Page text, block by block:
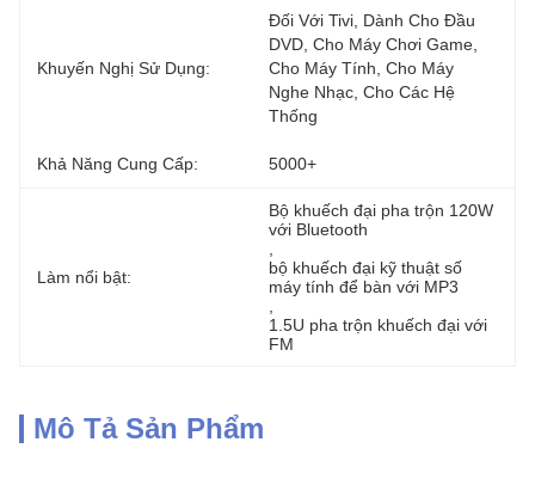
Khuyến Nghị Sử Dụng:
Đối Với Tivi, Dành Cho Đầu
DVD, Cho Máy Chơi Game,
Cho Máy Tính, Cho Máy
Nghe Nhạc, Cho Các Hệ
Thống
Khả Năng Cung Cấp: 5000+
Làm nổi bật:
Bộ khuếch đại pha trộn 120W
với Bluetooth
bộ khuếch đại kỹ thuật số
máy tính để bàn với MP3
1.5U pha trộn khuếch đại với
FM
Mô Tả Sản Phẩm